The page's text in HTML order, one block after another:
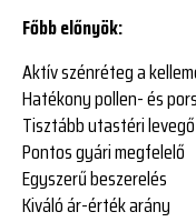
Főbb előnyök:
Aktív szénréteg a
Hatékony pollen- és
Tisztább utastéri levegő
Pontos gyári megfelelő
Egyszerű beszerelés
Kiváló ár-érték arány